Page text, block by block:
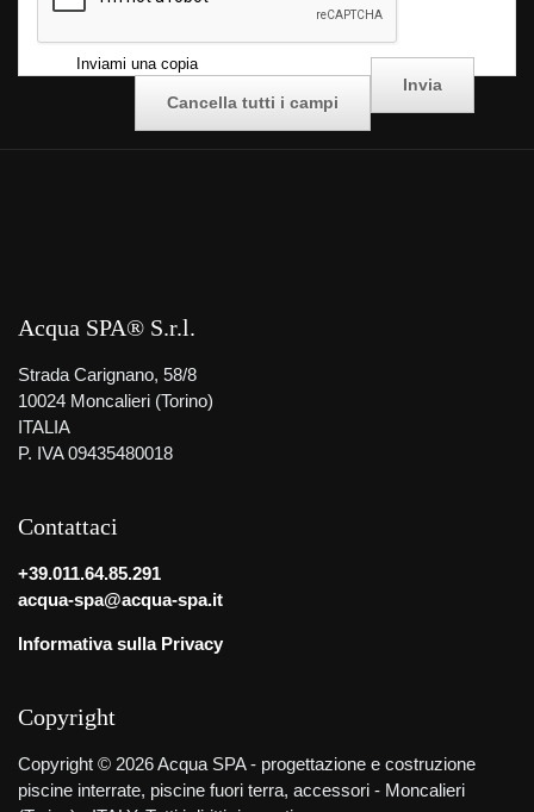
Inviami una copia
Acqua SPA® S.r.l.
Strada Carignano, 58/8
10024 Moncalieri (Torino)
ITALIA
P. IVA 09435480018
Contattaci
+39.011.64.85.291
acqua-spa@acqua-spa.it
Informativa sulla Privacy
Copyright
Copyright © 2026 Acqua SPA - progettazione e costruzione
piscine interrate, piscine fuori terra, accessori - Moncalieri